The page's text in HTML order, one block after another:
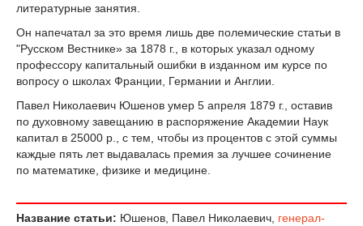
литературные занятия.
Он напечатал за это время лишь две полемические статьи в
"Русском Вестнике» за 1878 г., в которых указал одному
профессору капитальный ошибки в изданном им курсе по
вопросу о школах Франции, Германии и Англии.
Павел Николаевич Юшенов умер 5 апреля 1879 г., оставив
по духовному завещанию в распоряжение Академии Наук
капитал в 25000 р., с тем, чтобы из процентов с этой суммы
каждые пять лет выдавалась премия за лучшее сочинение
по математике, физике и медицине.
Название статьи: Юшенов, Павел Николаевич, генерал-